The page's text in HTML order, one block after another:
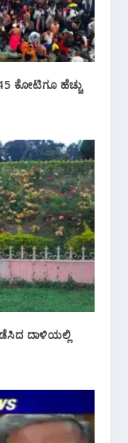
ಕೋಟಿಗೂ ಹೆಚ್ಚು
ದಾಳಿಯಲ್ಲಿ